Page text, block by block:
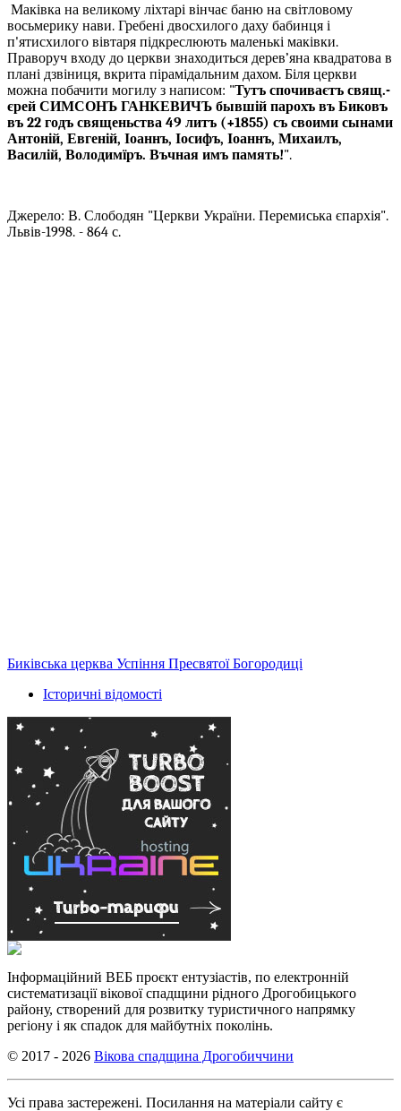
Маківка на великому ліхтарі вінчає баню на світловому
восьмерику нави. Гребені двосхилого даху бабинця і
п'ятисхилого вівтаря підкреслюють маленькі маківки.
Праворуч входу до церкви знаходиться дерев’яна квадратова в
плані дзвіниця, вкрита пірамідальним дахом. Біля церкви
можна побачити могилу з написом: "Тутъ спочиваєтъ свящ.-
єрей СИМСОНЪ ГАНКЕВИЧЪ бывшій парохъ въ Биковъ
въ 22 годъ священьства 49 литъ (+1855) съ своими сынами
Антоній, Евгеній, Іоаннъ, Іосифъ, Іоаннъ, Михаилъ,
Василій, Володимїръ. Въчная имъ память!".
Джерело: В. Слободян "Церкви України. Перемиська єпархія".
Львів-1998. - 864 с.
Биківська церква Успіння Пресвятої Богородиці
Історичні відомості
Інформаційний ВЕБ проєкт ентузіастів, по електронній
систематизації вікової спадщини рідного Дрогобицького
району, створений для розвитку туристичного напрямку
регіону і як спадок для майбутніх поколінь.
© 2017 - 2026 Вікова спадщина Дрогобиччини
Усі права застережені. Посилання на матеріали сайту є